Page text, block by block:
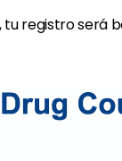
, tu registro será